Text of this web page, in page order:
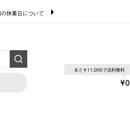
休業日について
あと￥11,000で送料無料
¥0